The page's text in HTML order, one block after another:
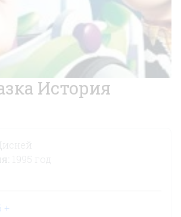
История
1995 год
+